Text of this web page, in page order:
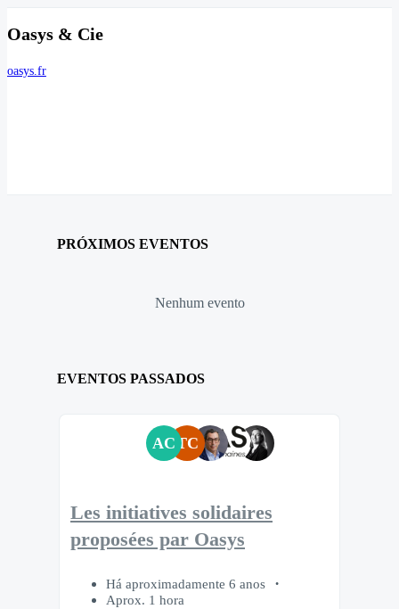
Oasys & Cie
oasys.fr
PRÓXIMOS EVENTOS
Nenhum evento
EVENTOS PASSADOS
AC TC
Les initiatives solidaires
proposées par Oasys
Há aproximadamente 6 anos
Aprox. 1 hora